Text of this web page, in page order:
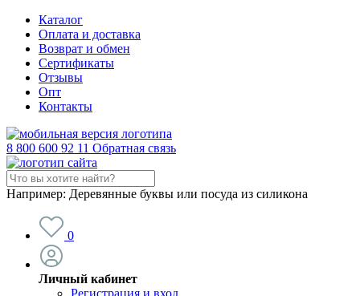
Каталог
Оплата и доставка
Возврат и обмен
Сертификаты
Отзывы
Опт
Контакты
8 800 600 92 11 Обратная связь
Например: Деревянные буквы или посуда из силикона
0
Личный кабинет
Регистрация и вход